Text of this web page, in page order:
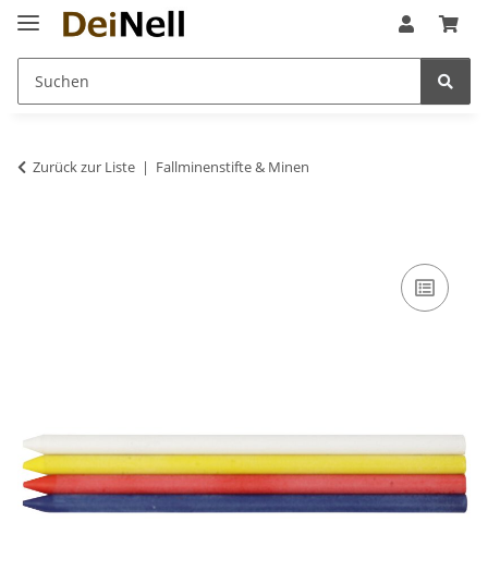
Zurück zur Liste Fallminenstifte & Minen